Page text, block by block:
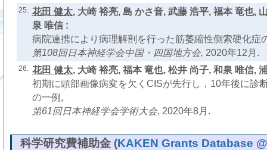
25. 花田 健太, 大崎 裕亮, 島 かさ音, 武藤 浩平, 福本 竜也,
泉 唯信 :
病院連携により病理解剖を行った筋萎縮性側索硬化症
第108回日本神経学会中国・四国地方会, 2020年12月.
26. 花田 健太, 大崎 裕亮, 福本 竜也, 松井 尚子, 和泉 唯信,
初期に頭部画像病変を欠くCISが先行し，10年後に診
の一例,
第61回日本神経学会学術大会, 2020年8月.
科学研究費補助金 (KAKEN Grants Database